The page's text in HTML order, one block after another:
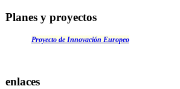
Planes y proyectos
Proyecto de Innovación Europeo
enlaces